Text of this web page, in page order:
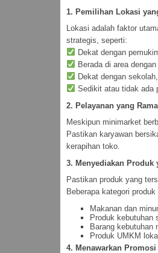
1. Pemilihan Lokasi
Lokasi adalah faktor
strategis, seperti:
Dekat dengan
Berada di area
Dekat dengan
Sedikit atau tidak ada
2. Pelayanan yang
Meskipun minimarket
Pastikan karyawan
kerapihan toko.
3. Menyediakan Produk
Pastikan produk yang
Beberapa kategori
Makanan dan
Produk kebutuhan
Barang kebutuhan
Produk UMKM
4. Menawarkan